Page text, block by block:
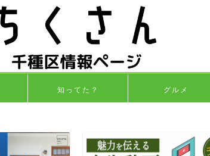
知ってた？ グルメ